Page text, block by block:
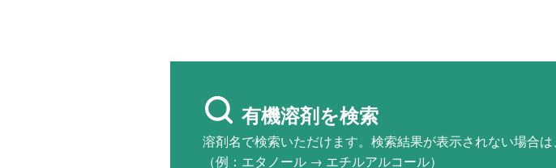
有機溶剤を検索
溶剤名で検索いただけます。検索結果が表示されない場合
（例：エタノール → エチルアルコール）